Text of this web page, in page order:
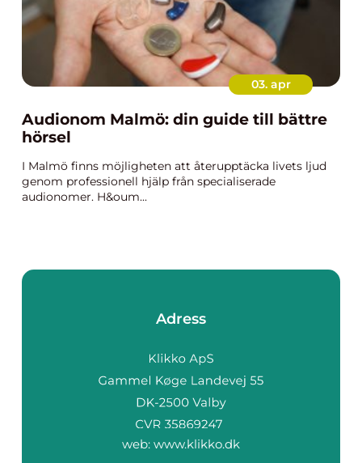
03. apr
Audionom Malmö: din guide till bättre
hörsel
I Malmö finns möjligheten att återupptäcka livets ljud
genom professionell hjälp från specialiserade
audionomer. H&oum...
Adress
web: www.klikko.dk